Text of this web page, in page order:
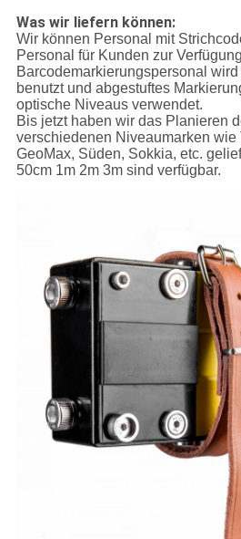
Was wir liefern können:
Wir können Personal mit
Personal für Kunden zur
Barcodemarkierungspersonal
benutzt und abgestuftes
optische Niveaus verwendet.
Bis jetzt haben wir das Planieren
verschiedenen Niveaumarken wie
GeoMax, Süden, Sokkia, etc.
50cm 1m 2m 3m sind verfügbar.